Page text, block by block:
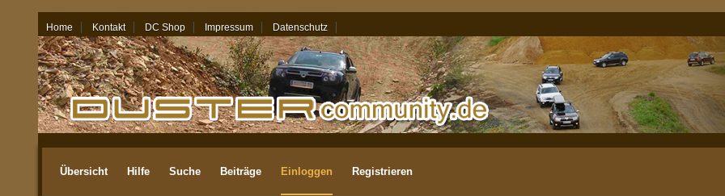
Home Kontakt DC Shop Impressum Datenschutz
07.08.26 - 08:10
Übersicht Hilfe Suche Beiträge Einloggen Registrieren